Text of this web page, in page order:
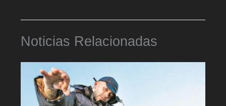
Noticias Relacionadas